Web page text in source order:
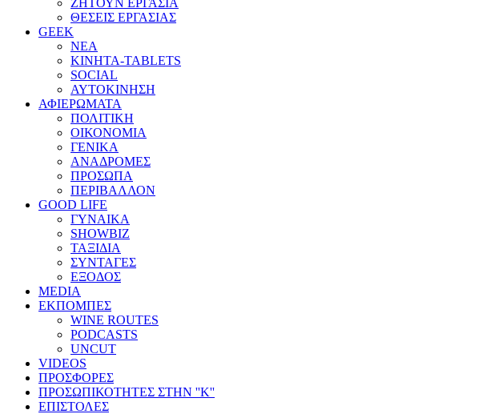
ΖΗΤΟΥΝ ΕΡΓΑΣΙΑ
ΘΕΣΕΙΣ ΕΡΓΑΣΙΑΣ
GEEK
ΝΕΑ
ΚΙΝΗΤΑ-TABLETS
SOCIAL
ΑΥΤΟΚΙΝΗΣΗ
ΑΦΙΕΡΩΜΑΤΑ
ΠΟΛΙΤΙΚΗ
ΟΙΚΟΝΟΜΙΑ
ΓΕΝΙΚΑ
ΑΝΑΔΡΟΜΕΣ
ΠΡΟΣΩΠΑ
ΠΕΡΙΒΑΛΛΟΝ
GOOD LIFE
ΓΥΝΑΙΚΑ
SHOWBIZ
ΤΑΞΙΔΙΑ
ΣΥΝΤΑΓΕΣ
ΕΞΟΔΟΣ
MEDIA
ΕΚΠΟΜΠΕΣ
WINE ROUTES
PODCASTS
UNCUT
VIDEOS
ΠΡΟΣΦΟΡΕΣ
ΠΡΟΣΩΠΙΚΟΤΗΤΕΣ ΣΤΗΝ ''Κ''
ΕΠΙΣΤΟΛΕΣ